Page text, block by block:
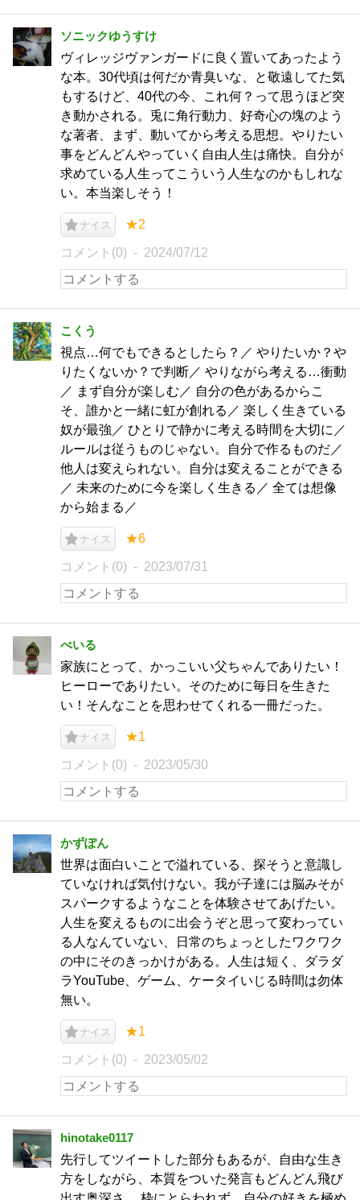
ソニックゆうすけ
ヴィレッジヴァンガードに良く置いてあったよう
な本。30代頃は何だか青臭いな、と敬遠してた気
もするけど、40代の今、これ何？って思うほど突
き動かされる。兎に角行動力、好奇心の塊のよう
な著者、まず、動いてから考える思想。やりたい
事をどんどんやっていく自由人生は痛快。自分が
求めている人生ってこういう人生なのかもしれな
い。本当楽しそう！
ナイス ★2
コメント(0) 2024/07/12
こくう
視点…何でもできるとしたら？／ やりたいか？や
りたくないか？で判断／ やりながら考える…衝動
／ まず自分が楽しむ／ 自分の色があるからこ
そ、誰かと一緒に虹が創れる／ 楽しく生きている
奴が最強／ ひとりで静かに考える時間を大切に／
ルールは従うものじゃない。自分で作るものだ／
他人は変えられない。自分は変えることができる
／ 未来のために今を楽しく生きる／ 全ては想像
から始まる／
ナイス ★6
コメント(0) 2023/07/31
べいる
家族にとって、かっこいい父ちゃんでありたい！
ヒーローでありたい。そのために毎日を生きた
い！そんなことを思わせてくれる一冊だった。
ナイス ★1
コメント(0) 2023/05/30
かずぽん
世界は面白いことで溢れている、探そうと意識し
ていなければ気付けない。我が子達には脳みそが
スパークするようなことを体験させてあげたい。
人生を変えるものに出会うぞと思って変わってい
る人なんていない、日常のちょっとしたワクワク
の中にそのきっかけがある。人生は短く、ダラダ
ラYouTube、ゲーム、ケータイいじる時間は勿体
無い。
ナイス ★1
コメント(0) 2023/05/02
hinotake0117
先行してツイートした部分もあるが、自由な生き
方をしながら、本質をついた発言もどんどん飛び